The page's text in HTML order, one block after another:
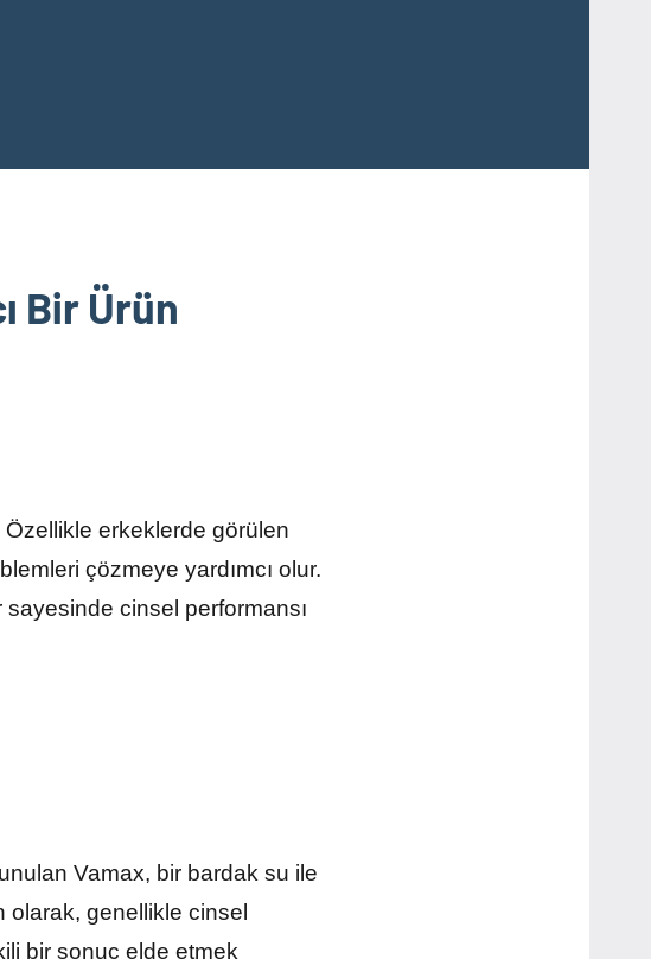
Bir Ürün
Özellikle erkeklerde görülen
çözmeye yardımcı olur.
cinsel performansı
Vamax, bir bardak su ile
olarak, genellikle cinsel
bir sonuç elde etmek